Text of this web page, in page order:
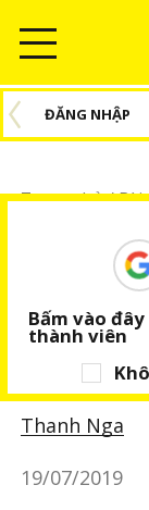
ĐĂNG NHẬP
Trang chủ/Bài
tours x
tour xe buýt
[Travex
điểm
Thanh Nga
19/07/2019
Bấm vào
thành viên